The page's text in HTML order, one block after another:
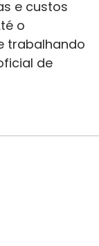
e custos
o
trabalhando
de